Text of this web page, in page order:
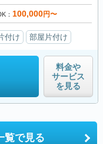
100,000円〜
付け 部屋片付け
料金や
サービス
を見る
覧で見る